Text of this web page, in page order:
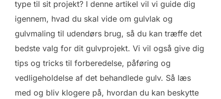
type til sit projekt? I denne artikel vil vi guide dig
igennem, hvad du skal vide om gulvlak og
gulvmaling til udendørs brug, så du kan træffe det
bedste valg for dit gulvprojekt. Vi vil også give dig
tips og tricks til forberedelse, påføring og
vedligeholdelse af det behandlede gulv. Så læs
med og bliv klogere på, hvordan du kan beskytte